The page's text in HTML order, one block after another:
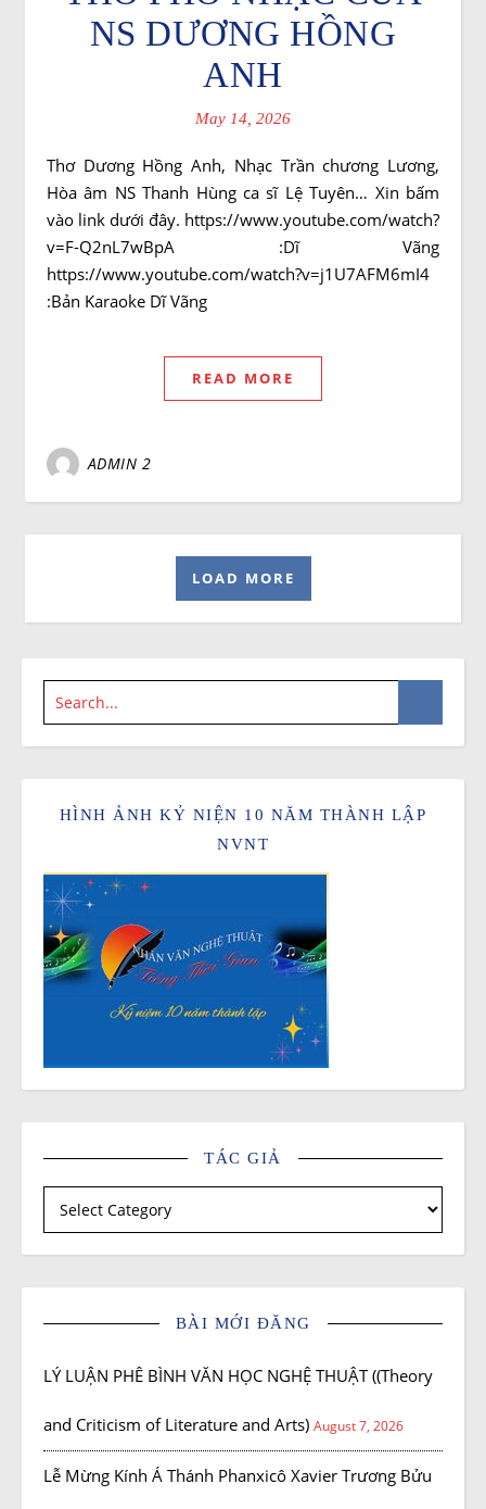
NS DƯƠNG HỒNG
ANH
May 14, 2026
Thơ Dương Hồng Anh, Nhạc Trần chương Lương,
Hòa âm NS Thanh Hùng ca sĩ Lệ Tuyên… Xin bấm
vào link dưới đây. https://www.youtube.com/watch?
v=F-Q2nL7wBpA :Dĩ Vãng
https://www.youtube.com/watch?v=j1U7AFM6mI4
:Bản Karaoke Dĩ Vãng
READ MORE
ADMIN 2
LOAD MORE
HÌNH ẢNH KỶ NIỆN 10 NĂM THÀNH LẬP
NVNT
TÁC GIẢ
Tác giả
BÀI MỚI ĐĂNG
LÝ LUẬN PHÊ BÌNH VĂN HỌC NGHỆ THUẬT ((Theory
and Criticism of Literature and Arts) August 7, 2026
Lễ Mừng Kính Á Thánh Phanxicô Xavier Trương Bửu